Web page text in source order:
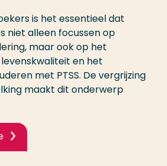
is het essentieel dat
niet alleen focussen op
maar ook op het
en het
met PTSS. De vergrijzing
maakt dit onderwerp